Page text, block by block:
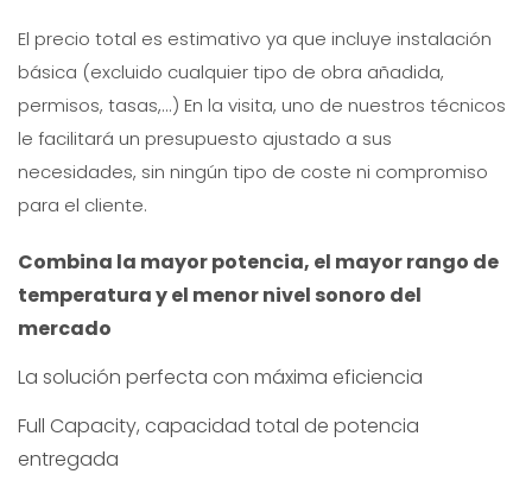
El precio total es estimativo ya que incluye instalación
básica (excluido cualquier tipo de obra añadida,
permisos, tasas,...) En la visita, uno de nuestros técnicos
le facilitará un presupuesto ajustado a sus
necesidades, sin ningún tipo de coste ni compromiso
para el cliente.
Combina la mayor potencia, el mayor rango de
temperatura y el menor nivel sonoro del
mercado
La solución perfecta con máxima eficiencia
Full Capacity, capacidad total de potencia
entregada